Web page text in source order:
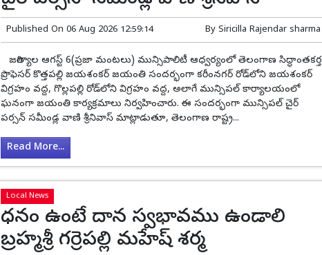
Published On 06 Aug 2026 12:59:14 By Siricilla Rajendar sharma
జగిత్యాల ఆగస్ట్ 6(ప్రజా మంటలు) మున్సిపాలిటీ ఆధ్వర్యంలో తెలంగాణ సిద్ధాంతకర్త
ప్రొఫెసర్ కొత్తపల్లి జయశంకర్ జయంతి సందర్భంగా కరీంనగర్ రోడ్‌లోని జయశంకర్
విగ్రహం వద్ద, గొల్లపల్లి రోడ్‌లోని విగ్రహం వద్ద, అలాగే మున్సిపల్ కార్యాలయంలో
ఘనంగా జయంతి కార్యక్రమాలు నిర్వహించారు. ఈ సందర్భంగా మున్సిపల్ చైర్
పర్సన్ సమీండ్ల వాణి శ్రీనివాస్ మాట్లాడుతూ, తెలంగాణ రాష్ట్ర...
Read More...
Local News
ధనం ఉంటే దాన స్వభావము ఉండాలి
బ్రహ్మశ్రీ గర్రెపల్లి మహేష్ శర్మ